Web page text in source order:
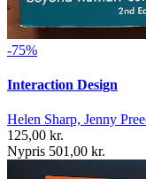
-75%
Interaction Design
Helen Sharp, Jenny
125,00 kr.
Nypris 501,00 kr.